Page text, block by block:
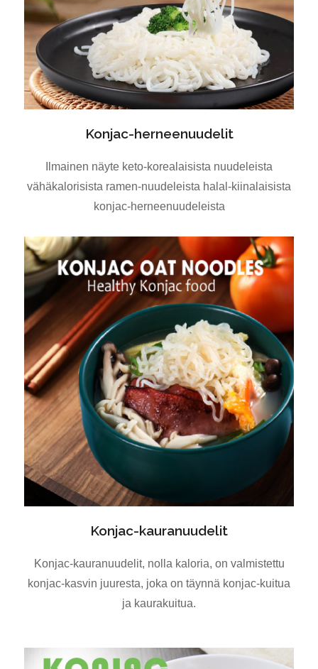
Konjac-herneenuudelit
Ilmainen näyte keto-korealaisista nuudeleista
vähäkalorisista ramen-nuudeleista halal-kiinalaisista
konjac-herneenuudeleista
Konjac-kauranuudelit
Konjac-kauranuudelit, nolla kaloria, on valmistettu
konjac-kasvin juuresta, joka on täynnä konjac-kuitua
ja kaurakuitua.